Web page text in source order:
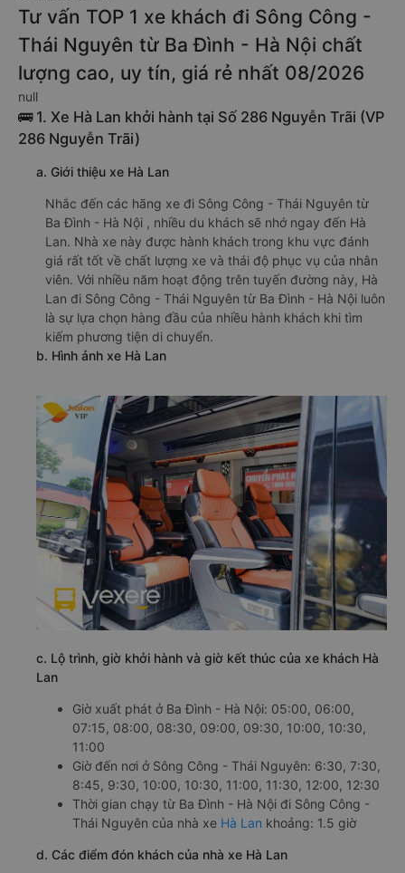
Tư vấn TOP 1 xe khách đi Sông Công -
Thái Nguyên từ Ba Đình - Hà Nội chất
lượng cao, uy tín, giá rẻ nhất 08/2026
null
🚌 1. Xe Hà Lan khởi hành tại Số 286 Nguyễn Trãi (VP
286 Nguyễn Trãi)
a. Giới thiệu xe Hà Lan
Nhắc đến các hãng xe đi Sông Công - Thái Nguyên từ
Ba Đình - Hà Nội , nhiều du khách sẽ nhớ ngay đến Hà
Lan. Nhà xe này được hành khách trong khu vực đánh
giá rất tốt về chất lượng xe và thái độ phục vụ của nhân
viên. Với nhiều năm hoạt động trên tuyến đường này, Hà
Lan đi Sông Công - Thái Nguyên từ Ba Đình - Hà Nội luôn
là sự lựa chọn hàng đầu của nhiều hành khách khi tìm
kiếm phương tiện di chuyển.
b. Hình ảnh xe Hà Lan
c. Lộ trình, giờ khởi hành và giờ kết thúc của xe khách Hà
Lan
Giờ xuất phát ở Ba Đình - Hà Nội: 05:00, 06:00,
07:15, 08:00, 08:30, 09:00, 09:30, 10:00, 10:30,
11:00
Giờ đến nơi ở Sông Công - Thái Nguyên: 6:30, 7:30,
8:45, 9:30, 10:00, 10:30, 11:00, 11:30, 12:00, 12:30
Thời gian chạy từ Ba Đình - Hà Nội đi Sông Công -
Thái Nguyên của nhà xe Hà Lan khoảng: 1.5 giờ
d. Các điểm đón khách của nhà xe Hà Lan